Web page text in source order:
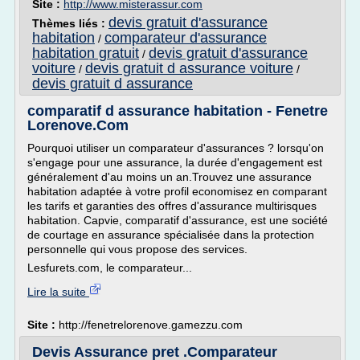
Site : http://www.misterassur.com
Thèmes liés : devis gratuit d'assurance
habitation / comparateur d'assurance
habitation gratuit / devis gratuit d'assurance
voiture / devis gratuit d assurance voiture /
devis gratuit d assurance
comparatif d assurance habitation - Fenetre
Lorenove.Com
Pourquoi utiliser un comparateur d'assurances ? lorsqu'on
s'engage pour une assurance, la durée d'engagement est
généralement d'au moins un an.Trouvez une assurance
habitation adaptée à votre profil economisez en comparant
les tarifs et garanties des offres d'assurance multirisques
habitation. Capvie, comparatif d'assurance, est une société
de courtage en assurance spécialisée dans la protection
personnelle qui vous propose des services.
Lesfurets.com, le comparateur...
Lire la suite
Site : http://fenetrelorenove.gamezzu.com
Devis Assurance pret .Comparateur